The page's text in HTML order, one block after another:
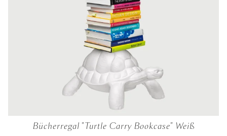
Bücherregal "Turtle Carry Bookcase" Weiß